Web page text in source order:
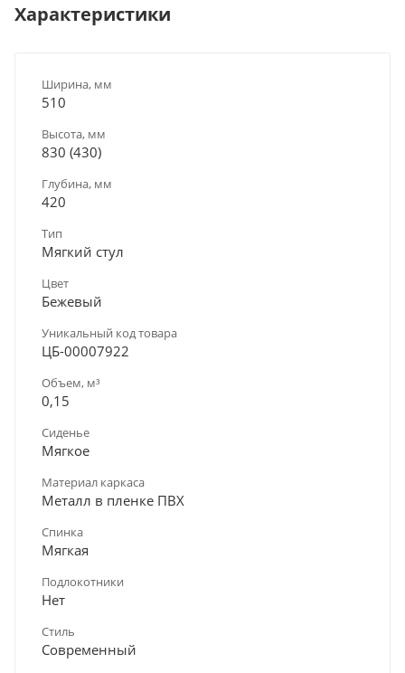
Характеристики
Ширина, мм
510
Высота, мм
830 (430)
Глубина, мм
420
Тип
Мягкий стул
Цвет
Бежевый
Уникальный код товара
ЦБ-00007922
Объем, м³
0,15
Сиденье
Мягкое
Материал каркаса
Металл в пленке ПВХ
Спинка
Мягкая
Подлокотники
Нет
Стиль
Современный